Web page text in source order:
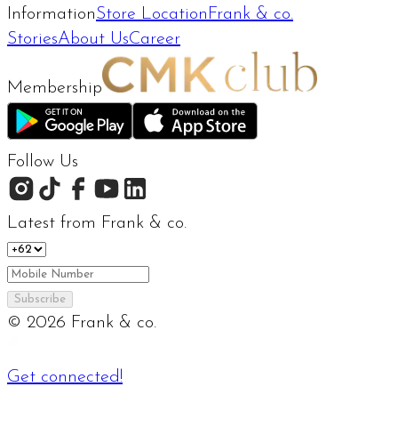
InformationStore Location Frank & co.
StoriesAbout UsCareer
Membership
Follow Us
Latest from Frank & co.
Subscribe
© 2026 Frank & co.
Get connected!